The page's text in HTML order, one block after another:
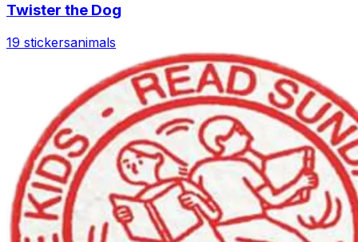
Twister the Dog
19 stickersanimals